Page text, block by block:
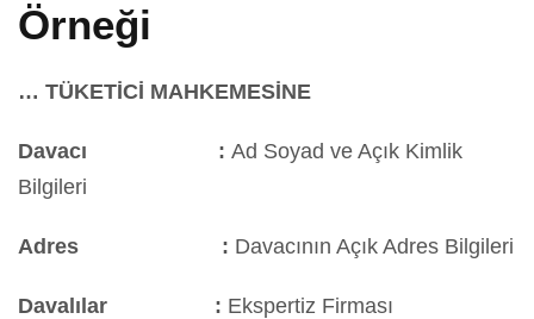
Örneği
… TÜKETİCİ MAHKEMESİNE
Davacı : Ad Soyad ve Açık Kimlik
Bilgileri
Adres : Davacının Açık Adres Bilgileri
Davalılar : Ekspertiz Firması